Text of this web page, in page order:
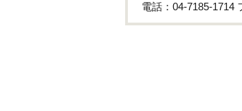
電話：04-7185-1714